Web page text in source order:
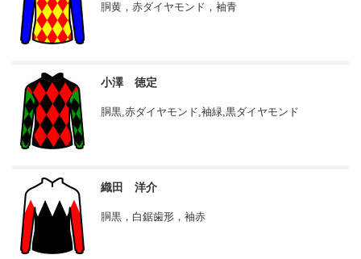
胴黄，赤ダイヤモンド，袖青
小澤 徳定
胴黒,赤ダイヤモンド,袖緑,黒ダイヤモンド
織田 洋介
胴黒，白鋸歯形，袖赤